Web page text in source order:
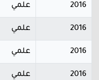
2016 علمي
2016 علمي
2016 علمي
2016 علمي